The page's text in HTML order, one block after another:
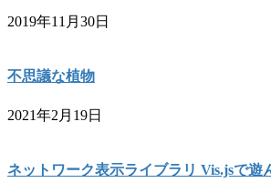
2019年11月30日
不思議な植物
2021年2月19日
ネットワーク表示ライブラリ Vis.jsで遊